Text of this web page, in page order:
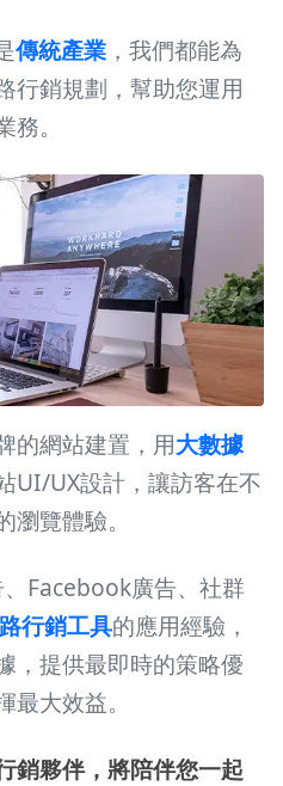
傳統產業 ，我們都能為
行銷規劃，幫助您運用
。
的網站建置，用大數據
UI/UX設計，讓訪客在不
覽體驗。
Facebook廣告、社群
行銷工具的應用經驗，
，提供最即時的策略優
大效益。
銷夥伴，將陪伴您一起